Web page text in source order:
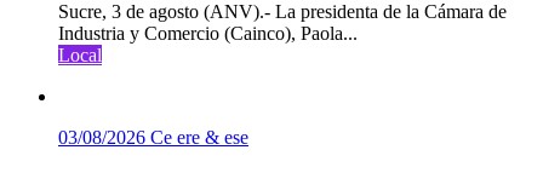
Sucre, 3 de agosto (ANV).- La presidenta de la Cámara de
Industria y Comercio (Cainco), Paola...
Local
03/08/2026 Ce ere & ese